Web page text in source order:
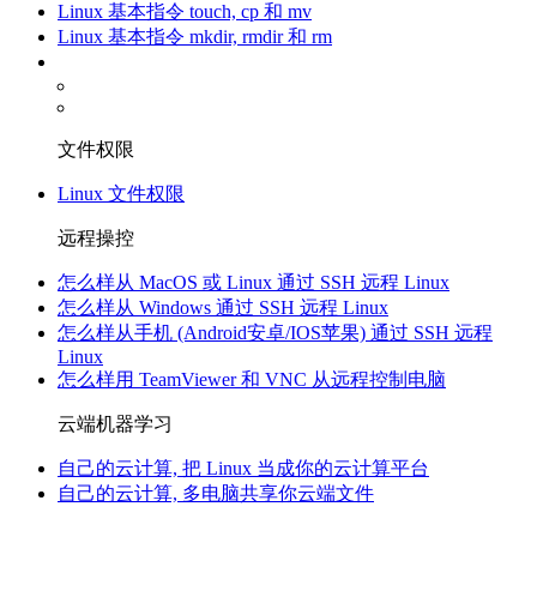
Linux 基本指令 touch, cp 和 mv
Linux 基本指令 mkdir, rmdir 和 rm
文件权限
Linux 文件权限
远程操控
怎么样从 MacOS 或 Linux 通过 SSH 远程 Linux
怎么样从 Windows 通过 SSH 远程 Linux
怎么样从手机 (Android安卓/IOS苹果) 通过 SSH 远程
Linux
怎么样用 TeamViewer 和 VNC 从远程控制电脑
云端机器学习
自己的云计算, 把 Linux 当成你的云计算平台
自己的云计算, 多电脑共享你云端文件